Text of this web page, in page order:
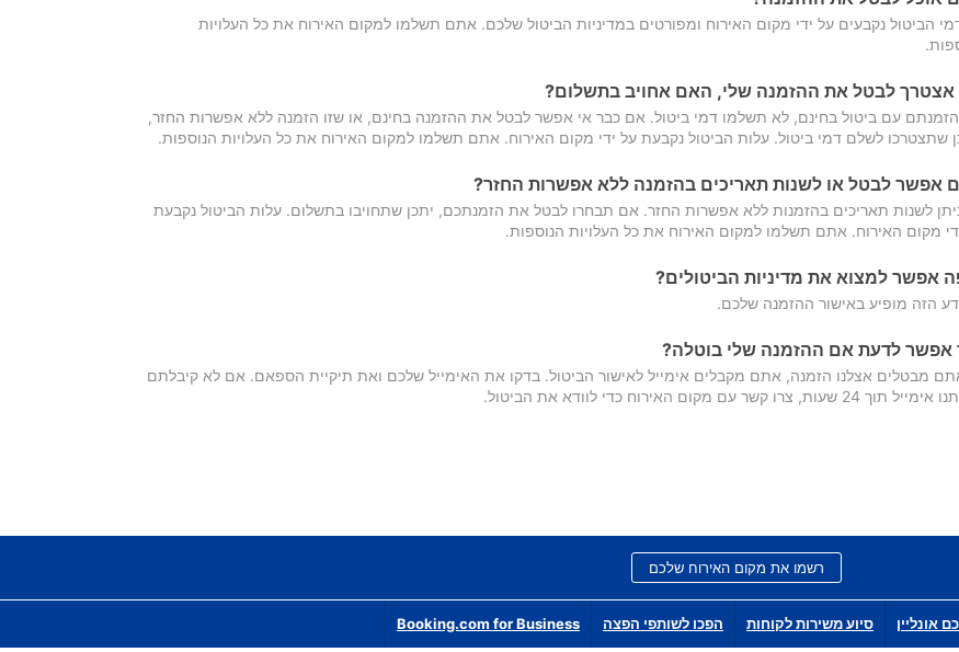
הביטול נקבעים על ידי מקום האירוח ומפורטים במדיניות הביטול שלכם. אתם תשלמו למקום האירוח את כל העלויות
לבטל את ההזמנה שלי, האם אחויב בתשלום?
עם ביטול בחינם, לא תשלמו דמי ביטול. אם כבר אי אפשר לבטל את ההזמנה בחינם, או שזו הזמנה ללא אפשרות החזר,
שתצטרכו לשלם דמי ביטול. עלות הביטול נקבעת על ידי מקום האירוח. אתם תשלמו למקום האירוח את כל העלויות הנוספות.
אפשר לבטל או לשנות תאריכים בהזמנה ללא אפשרות החזר?
לשנות תאריכים בהזמנות ללא אפשרות החזר. אם תבחרו לבטל את הזמנתכם, יתכן שתחויבו בתשלום. עלות הביטול נקבעת
מקום האירוח. אתם תשלמו למקום האירוח את כל העלויות הנוספות.
אפשר למצוא את מדיניות הביטולים?
הזה מופיע באישור ההזמנה שלכם.
אפשר לדעת אם ההזמנה שלי בוטלה?
מבטלים אצלנו הזמנה, אתם מקבלים אימייל לאישור הביטול. בדקו את האימייל שלכם ואת תיקיית הספאם. אם לא קיבלתם
24 שעות, צרו קשר עם מקום האירוח כדי לוודא את הביטול.
רשמו את מקום האירוח שלכם
אונליין סיוע משירות לקוחות הפכו לשותפי הפצה Booking.com for Business